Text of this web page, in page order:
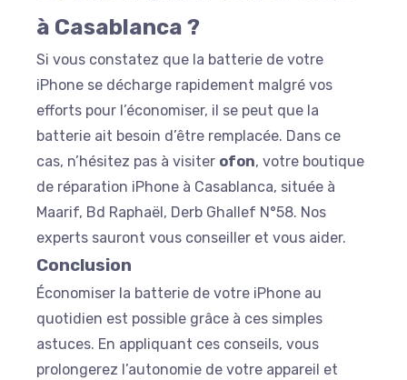
à Casablanca ?
Si vous constatez que la batterie de votre
iPhone se décharge rapidement malgré vos
efforts pour l’économiser, il se peut que la
batterie ait besoin d’être remplacée. Dans ce
cas, n’hésitez pas à visiter ofon, votre boutique
de réparation iPhone à Casablanca, située à
Maarif, Bd Raphaël, Derb Ghallef N°58. Nos
experts sauront vous conseiller et vous aider.
Conclusion
Économiser la batterie de votre iPhone au
quotidien est possible grâce à ces simples
astuces. En appliquant ces conseils, vous
prolongerez l’autonomie de votre appareil et